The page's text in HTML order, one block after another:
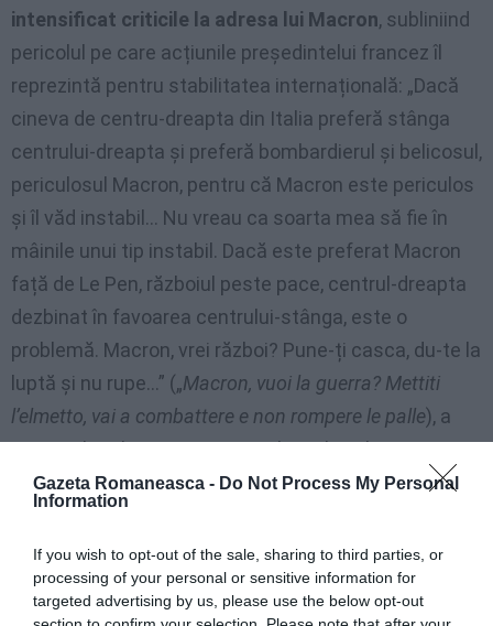
Gazeta Romaneasca - Do Not Process My Personal
Information
If you wish to opt-out of the sale, sharing to third parties, or
processing of your personal or sensitive information for
targeted advertising by us, please use the below opt-out
intensificat criticile la adresa lui Macron, subliniind
pericolul pe care acțiunile președintelui francez îl
reprezintă pentru stabilitatea internațională: „Dacă
cineva de centru-dreapta din Italia preferă stânga
centrului-dreapta și preferă bombardierul și belicosul,
periculosul Macron, pentru că Macron este periculos
și îl văd instabil… Nu vreau ca soarta mea să fie în
mâinile unui tip instabil. Dacă este preferat Macron
față de Le Pen, războiul peste pace, centrul-dreapta
dezbinat în favoarea centrului-stânga, este o
problemă. Macron, vrei război? Pune-ți casca, du-te la
luptă și nu rupe…” („Macron, vuoi la guerra? Mettiti
l’elmetto, vai a combattere e non rompere le palle), a
spus Salvini la un eveniment al Ligii la Milano, potrivit
Ansa